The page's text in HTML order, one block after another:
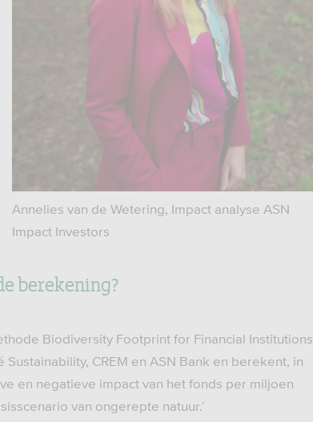
Annelies van de Wetering, Impact analyse ASN
Impact Investors
berekening?
Biodiversity Footprint for Financial Institutions
CREM en ASN Bank en berekent, in
en negatieve impact van het fonds per miljoen
van ongerepte natuur.’